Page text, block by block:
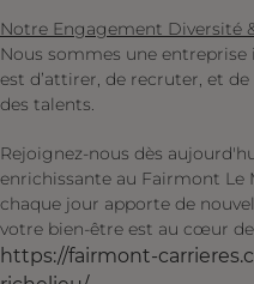
Notre Engagement Diversité
Nous sommes une
est d’attirer, de recruter, et
des talents.
Rejoignez-nous dès
enrichissante au Fairmont Le
chaque jour apporte de
votre bien-être est au cœur
https://fairmont-